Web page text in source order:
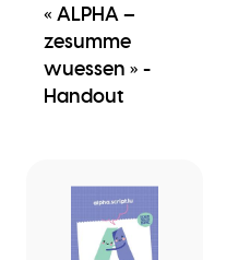
« ALPHA –
zesumme
wuessen » -
Handout